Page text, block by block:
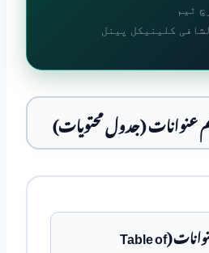
ٹیم
کلینیکل پینل
(جدول محتویات)
مضمون کے اہم عنوانات (Table of